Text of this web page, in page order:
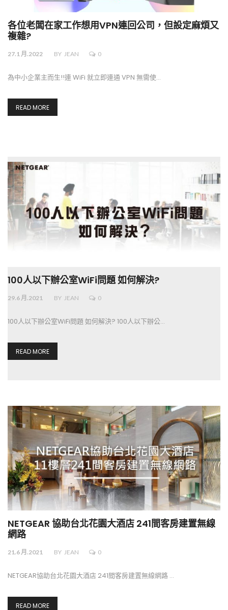
各位老闆在家工作想用VPN連回公司，但設定麻煩又
複雜?
27.1 月.2022 BY JEAN 0
為中小企業主而生!!連 WiFi 就立即連通 VPN 無需使…
READ MORE
100人以下辦公室WiFi問題 如何解決?
29.6 月.2021 BY JEAN 0
100人以下辦公室WiFi問題 如何解決? 100人以下辦公…
READ MORE
NETGEAR 協助台北花園大酒店 241間客房建置無線
網路
21.6 月.2021 BY JEAN 0
NETGEAR協助台北花園大酒店 241間客房建置無線網路 …
READ MORE